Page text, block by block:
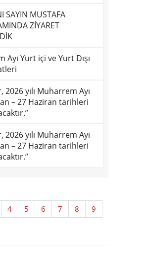
SAYIN MUSTAFA
ZİYARET
Yurt içi ve Yurt Dışı
2026 yılı Muharrem Ayı
– 27 Haziran tarihleri
2026 yılı Muharrem Ayı
– 27 Haziran tarihleri
4 5 6 7 8
9